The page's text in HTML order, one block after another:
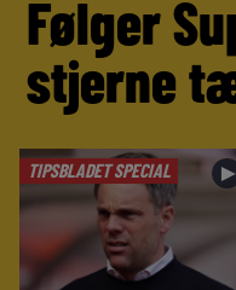
Følger
stjerne
TIPSBLADET SPECIAL